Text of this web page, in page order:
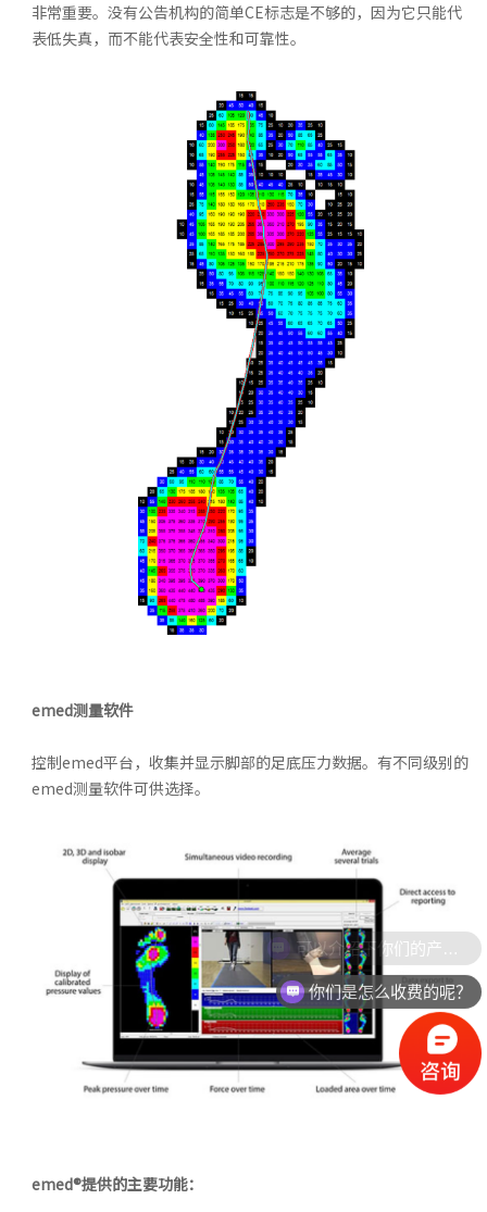
非常重要。没有公告机构的简单CE标志是不够的，因为它只能代
表低失真，而不能代表安全性和可靠性。
emed测量软件
控制emed平台，收集并显示脚部的足底压力数据。有不同级别的
emed测量软件可供选择。
emed®提供的主要功能：
你们是怎么收费的呢？